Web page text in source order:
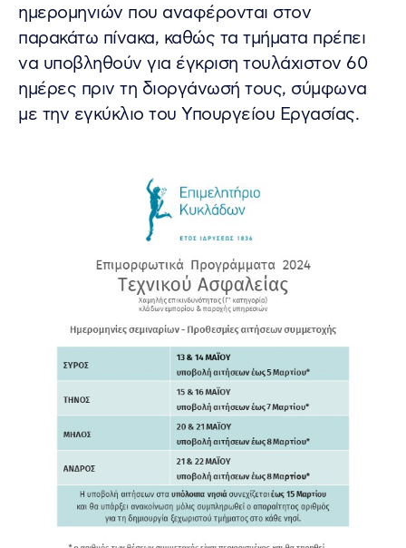
ημερομηνιών που αναφέρονται στον
παρακάτω πίνακα, καθώς τα τμήματα πρέπει
να υποβληθούν για έγκριση τουλάχιστον 60
ημέρες πριν τη διοργάνωσή τους, σύμφωνα
με την εγκύκλιο του Υπουργείου Εργασίας.